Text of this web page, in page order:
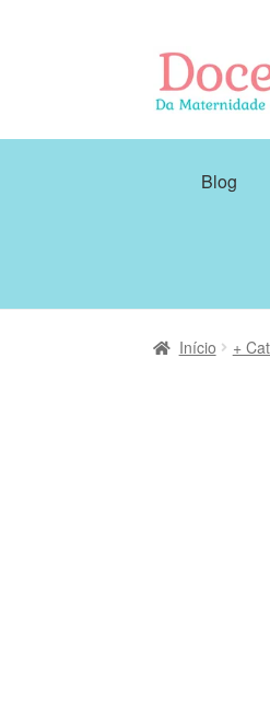
Pular
para
navegação
Pular
para
o
conteúdo
Blog
Início +